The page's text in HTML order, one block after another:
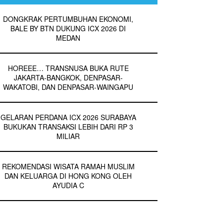
DONGKRAK PERTUMBUHAN EKONOMI,
BALE BY BTN DUKUNG ICX 2026 DI
MEDAN
HOREEE… TRANSNUSA BUKA RUTE
JAKARTA-BANGKOK, DENPASAR-
WAKATOBI, DAN DENPASAR-WAINGAPU
GELARAN PERDANA ICX 2026 SURABAYA
BUKUKAN TRANSAKSI LEBIH DARI RP 3
MILIAR
REKOMENDASI WISATA RAMAH MUSLIM
DAN KELUARGA DI HONG KONG OLEH
AYUDIA C